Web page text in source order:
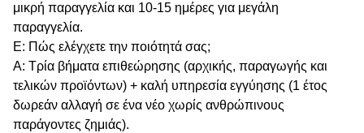
μικρή παραγγελία και 10-15 ημέρες για μεγάλη
παραγγελία.
Ε: Πώς ελέγχετε την ποιότητά σας;
Α: Τρία βήματα επιθεώρησης (αρχικής, παραγωγής και
τελικών προϊόντων) + καλή υπηρεσία εγγύησης (1 έτος
δωρεάν αλλαγή σε ένα νέο χωρίς ανθρώπινους
παράγοντες ζημιάς).